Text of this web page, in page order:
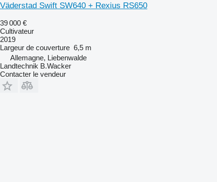
Väderstad Swift SW640 + Rexius RS650
39 000 €
Cultivateur
2019
Largeur de couverture 6,5 m
Allemagne, Liebenwalde
Landtechnik B.Wacker
Contacter le vendeur